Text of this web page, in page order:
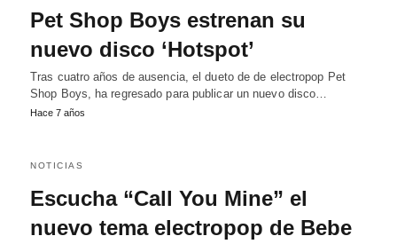
Pet Shop Boys estrenan su
nuevo disco ‘Hotspot’
Tras cuatro años de ausencia, el dueto de de electropop Pet
Shop Boys, ha regresado para publicar un nuevo disco…
Hace 7 años
NOTICIAS
Escucha “Call You Mine” el
nuevo tema electropop de Bebe